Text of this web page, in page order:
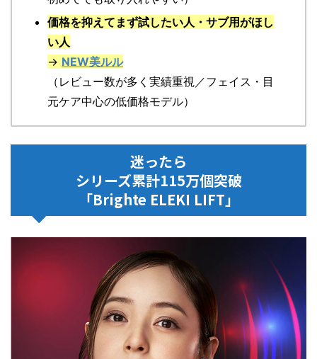
価格を抑えてまず試したい人・サブ用がほし
い人
→ NEW美ルル
（レビュー数が多く実績重視／フェイス・目
元ケア中心の低価格モデル）
迷ったら
シリーズ累計115万個突破
「Brighte ELEKI LIFT」